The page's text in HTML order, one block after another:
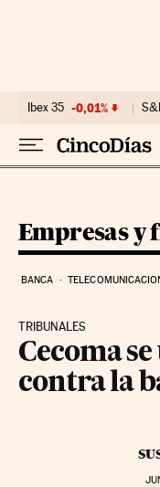
Ibex 35 -0,01%
Empresas y
BANCA
TRIBUNALES
Cecoma
contra la